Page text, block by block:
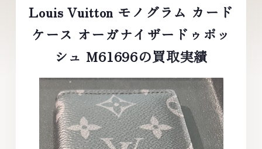
Louis Vuitton モノグラム カード
ケース オーガナイザードゥポッ
シュ M61696の買取実績